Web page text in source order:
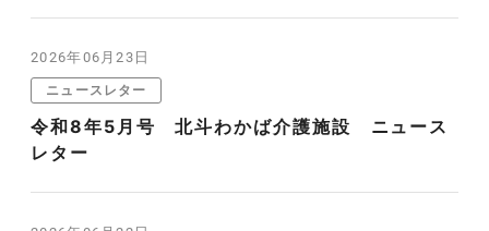
2026年06月23日
ニュースレター
令和8年5月号 北斗わかば介護施設 ニュース
レター